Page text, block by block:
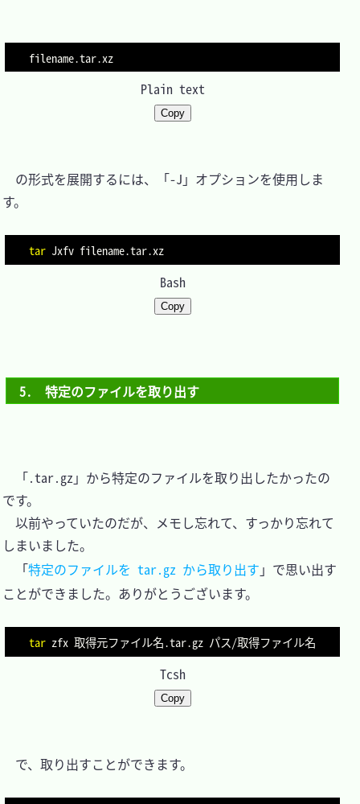
filename
Plain text
Copy
の形式を展開するには、「-J」オプションを使用しま
す。
tar Jxfv filename
Bash
Copy
5.　特定のファイルを取り出す
「.tar.gz」から特定のファイルを取り出したかったの
です。
以前やっていたのだが、メモし忘れて、すっかり忘れて
しまいました。
「特定のファイルを tar.gz から取り出す 」で思い出す
ことができました。ありがとうございます。
tar
Tcsh
Copy
で、取り出すことができます。